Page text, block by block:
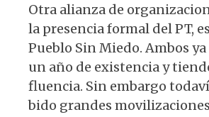
Otra alianza de
la presencia formal del PT,
Pueblo Sin Miedo. Ambos
un año de existencia y
fluencia. Sin embargo
bido grandes movilizaciones